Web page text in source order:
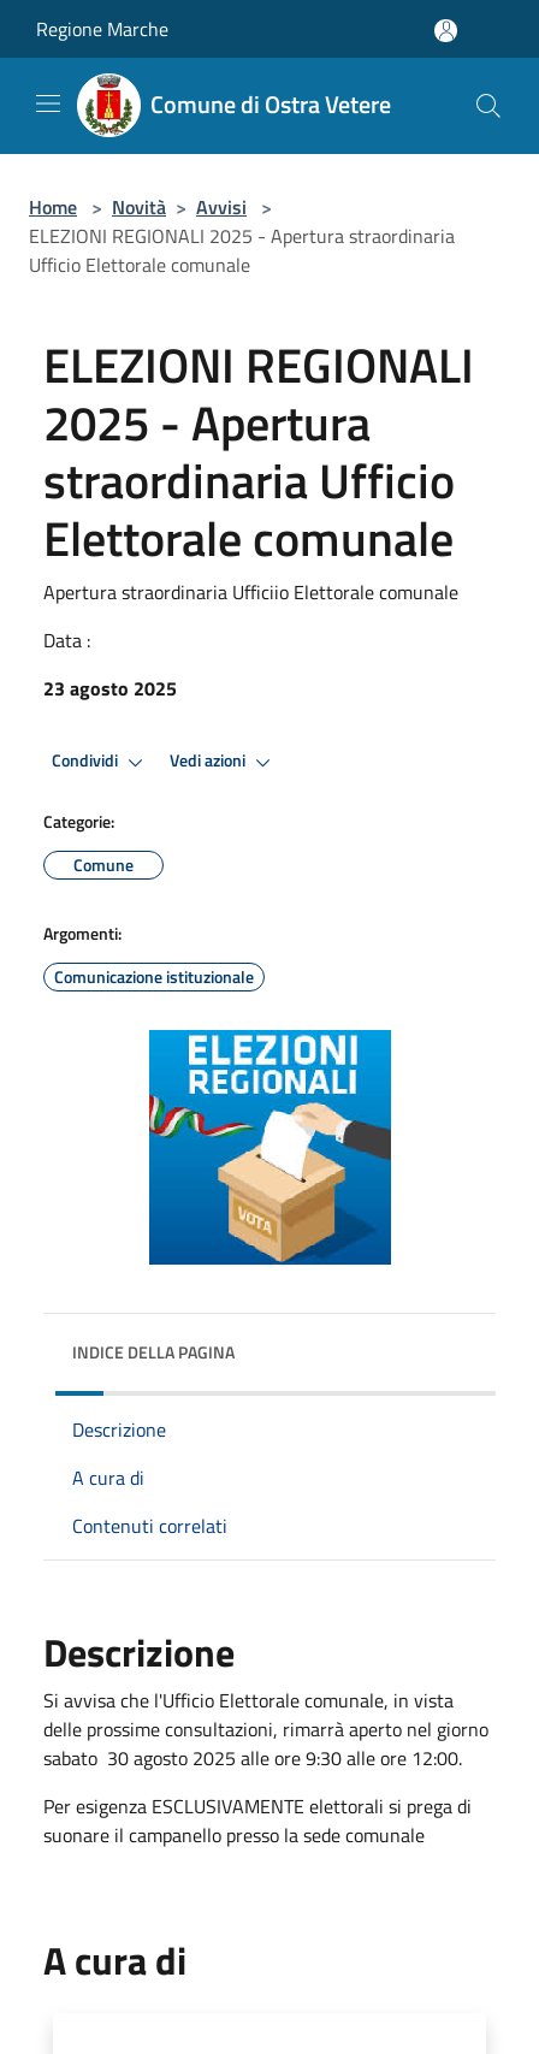
Regione Marche
Comune di Ostra Vetere
Home > Novità > Avvisi >
ELEZIONI REGIONALI 2025 - Apertura straordinaria
Ufficio Elettorale comunale
ELEZIONI REGIONALI
2025 - Apertura
straordinaria Ufficio
Elettorale comunale
Apertura straordinaria Ufficiio Elettorale comunale
Data :
23 agosto 2025
Condividi Vedi azioni
Categorie:
Comune
Argomenti:
Comunicazione istituzionale
INDICE DELLA PAGINA
Descrizione
A cura di
Contenuti correlati
Descrizione
Si avvisa che l'Ufficio Elettorale comunale, in vista
delle prossime consultazioni, rimarrà aperto nel giorno
sabato 30 agosto 2025 alle ore 9:30 alle ore 12:00.
Per esigenza ESCLUSIVAMENTE elettorali si prega di
suonare il campanello presso la sede comunale
A cura di